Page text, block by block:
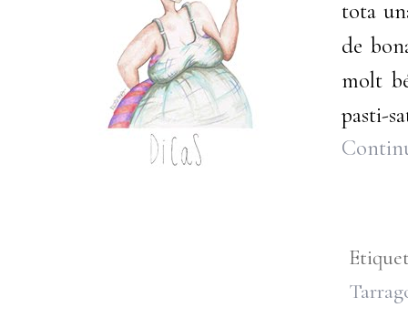
tota
de
molt
pasti-